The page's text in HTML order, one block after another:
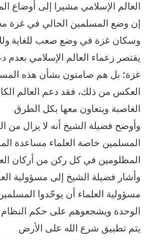
العالم الإسلامي مشيرا إلى أوضاع
إن وضع المسلمين الحالي في غزة
وسكان غزة في وضع صعب
يقتصر زعماء العالم الإسلامي
غزة؛ بل هم صامتون بشأن هذه
العكس من ذلك، فقد دعم العالم
الغاصبة ويتعاون معها بكل الطرق.
وأوضح فضيلة الشيخ أنه لا يزال من
المسلمين خاصة العلماء مساعدة
المظلومين في كل ركن من أركان
وأشار فضيلة الشيخ إلى مسؤولية
مسؤولية العلماء أن يوحّدوا
الوحدة ويشجعوهم على حكم النظام
يتم تطبيق شرع الله على الأرض.